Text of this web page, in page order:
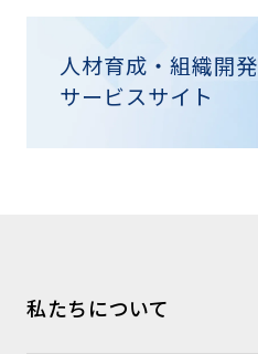
人材育成・組織開発
サービスサイト
私たちについて